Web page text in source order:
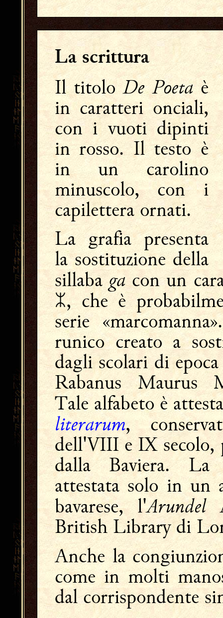
La scrittura
Il titoloDe Poetaè
in caratteri onciali,
con i vuoti dipinti
in rosso. Il testo è
in un carolino
minuscolo, con i
capilettera ornati.
La grafia presenta
la sostituzione della
sillabagacon un
, che è
serie
runico creato a
dagli scolari di
Rabanus Maurus
Tale alfabeto è
literarum,
dell'VIII e IX
dalla Baviera. La
attestata solo in un
bavarese, l'Arundel
British Library di
Anche la
come in molti
dal corrispondente